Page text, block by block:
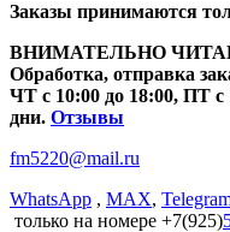
Заказы принимаются
ВНИМАТЕЛЬНО
Обработка, отправка
ЧТ с 10:00 до 18:00, ПТ
дни. Отзывы
fm5220@mail.ru
WhatsApp , MAX,
только на номере +7(925)